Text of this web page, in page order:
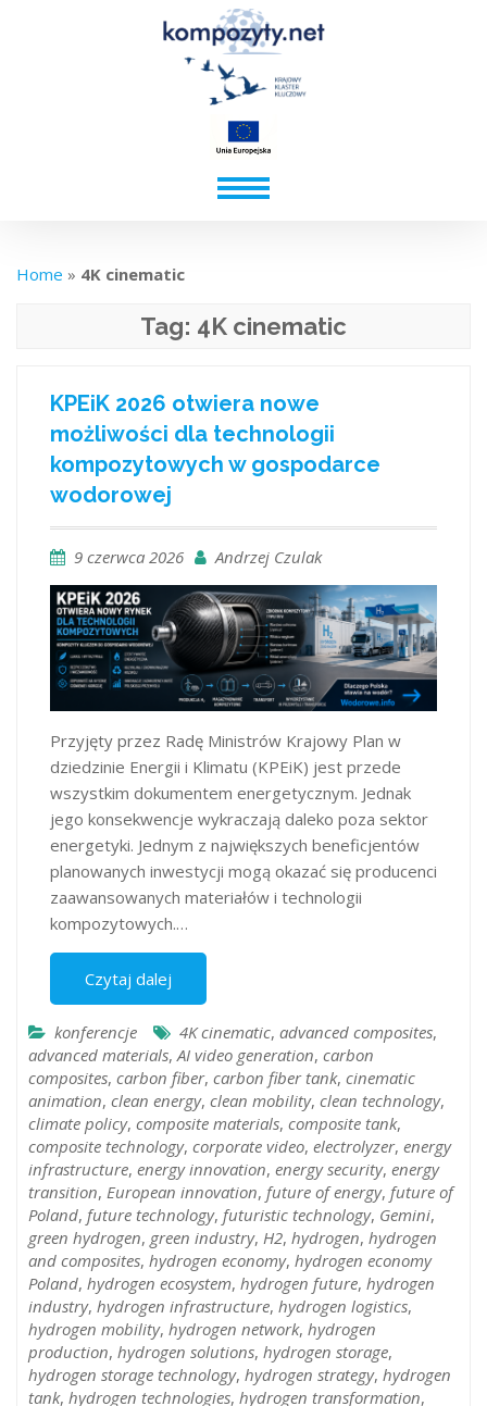
Home » 4K cinematic
Tag: 4K cinematic
KPEiK 2026 otwiera nowe
możliwości dla technologii
kompozytowych w gospodarce
wodorowej
9 czerwca 2026 Andrzej Czulak
Przyjęty przez Radę Ministrów Krajowy Plan w
dziedzinie Energii i Klimatu (KPEiK) jest przede
wszystkim dokumentem energetycznym. Jednak
jego konsekwencje wykraczają daleko poza sektor
energetyki. Jednym z największych beneficjentów
planowanych inwestycji mogą okazać się producenci
zaawansowanych materiałów i technologii
kompozytowych.…
Czytaj dalej
konferencje 4K cinematic, advanced composites,
advanced materials,AI video generation, carbon
composites, carbon fiber, carbon fiber tank, cinematic
animation, clean energy, clean mobility, clean technology,
climate policy, composite materials, composite tank,
composite technology, corporate video, electrolyzer, energy
infrastructure, energy innovation, energy security, energy
transition, European innovation, future of energy, future of
Poland, future technology, futuristic technology, Gemini,
green hydrogen, green industry, H2, hydrogen, hydrogen
and composites, hydrogen economy, hydrogen economy
Poland, hydrogen ecosystem, hydrogen future, hydrogen
industry, hydrogen infrastructure, hydrogen logistics,
hydrogen mobility, hydrogen network, hydrogen
production, hydrogen solutions, hydrogen storage,
hydrogen storage technology, hydrogen strategy, hydrogen
tank, hydrogen technologies, hydrogen transformation,